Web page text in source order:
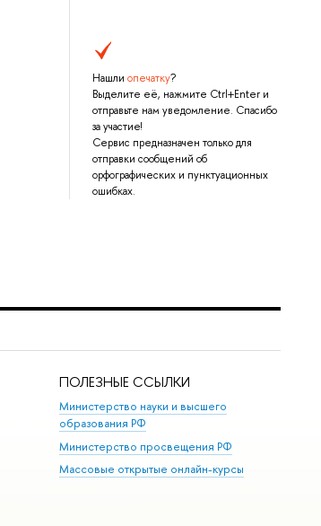
Нашли опечатку?
Выделите её, нажмите Ctrl+Enter и
отправьте нам уведомление. Спасибо
за участие!
Сервис предназначен только для
отправки сообщений об
орфографических и пунктуационных
ошибках.
ПОЛЕЗНЫЕ ССЫЛКИ
Министерство науки и высшего
образования РФ
Министерство просвещения РФ
Массовые открытые онлайн-курсы